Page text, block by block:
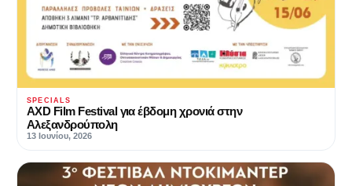
SPECIALS
AXD Film Festival για έβδομη χρονιά στην
Αλεξανδρούπολη
13 Ιουνίου, 2026